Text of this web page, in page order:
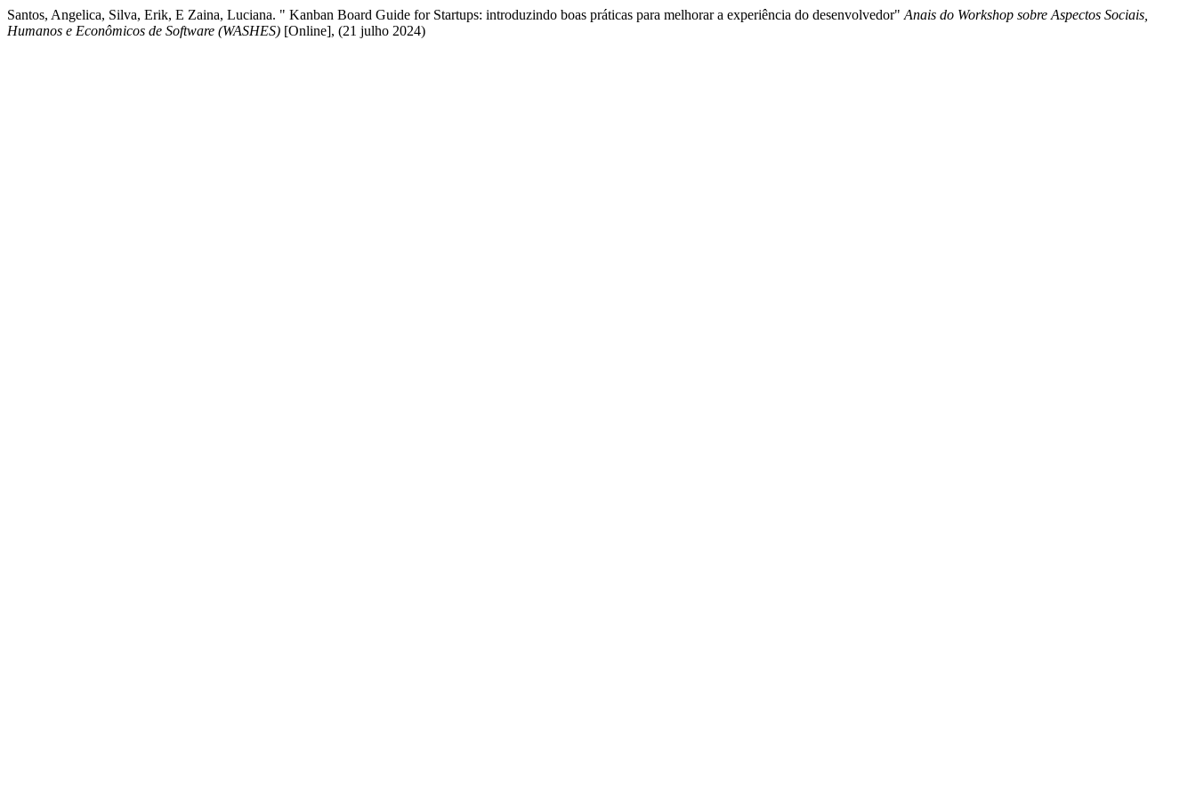
Santos, Angelica, Silva, Erik, E Zaina, Luciana. " Kanban Board Guide for Startups: introduzindo boas práticas para melhorar a experiência do desenvolvedor" Anais do Workshop sobre Aspectos Sociais,
Humanos e Econômicos de Software (WASHES) [Online], (21 julho 2024)